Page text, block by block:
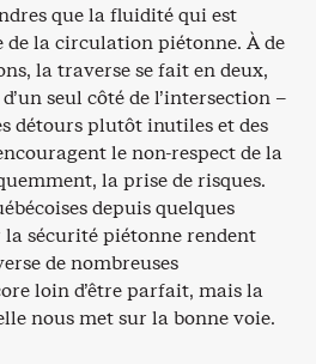
que la fluidité qui est
de la circulation piétonne. À de
la traverse se fait en deux,
seul côté de l’intersection –
détours plutôt inutiles et des
le non-respect de la
la prise de risques.
depuis quelques
sécurité piétonne rendent
de nombreuses
loin d’être parfait, mais la
nous met sur la bonne voie.